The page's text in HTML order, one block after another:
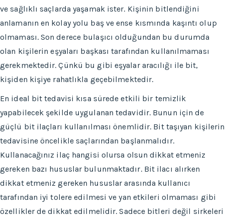
ve sağlıklı saçlarda yaşamak ister. Kişinin bitlendiğini
anlamanın en kolay yolu baş ve ense kısmında kaşıntı olup
olmaması. Son derece bulaşıcı olduğundan bu durumda
olan kişilerin eşyaları başkası tarafından kullanılmaması
gerekmektedir. Çünkü bu gibi eşyalar aracılığı ile bit,
kişiden kişiye rahatlıkla geçebilmektedir.
En ideal bit tedavisi kısa sürede etkili bir temizlik
yapabilecek şekilde uygulanan tedavidir. Bunun için de
güçlü bit ilaçları kullanılması önemlidir. Bit taşıyan kişilerin
tedavisine öncelikle saçlarından başlanmalıdır.
Kullanacağınız ilaç hangisi olursa olsun dikkat etmeniz
gereken bazı hususlar bulunmaktadır. Bit ilacı alırken
dikkat etmeniz gereken hususlar arasında kullanıcı
tarafından iyi tolere edilmesi ve yan etkileri olmaması gibi
özellikler de dikkat edilmelidir. Sadece bitleri değil sirkeleri